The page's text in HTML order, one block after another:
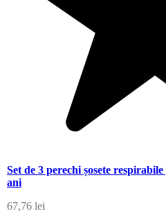
Set de 3 perechi șosete
ani
67,76 lei